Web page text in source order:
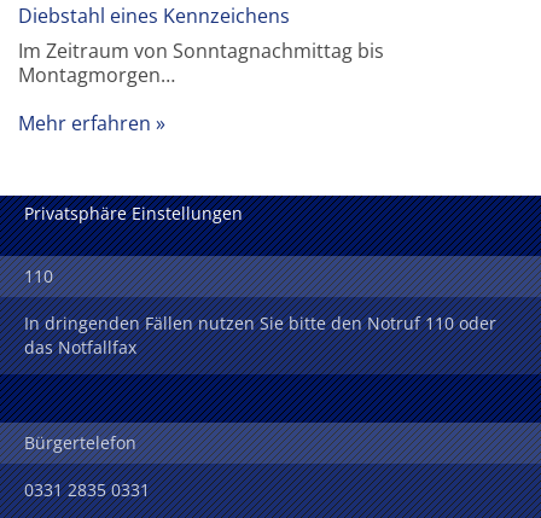
Diebstahl eines Kennzeichens
Im Zeitraum von Sonntagnachmittag bis
Montagmorgen…
Mehr erfahren
Privatsphäre Einstellungen
110
In dringenden Fällen nutzen Sie bitte den Notruf 110 oder
das Notfallfax
Bürgertelefon
0331 2835 0331